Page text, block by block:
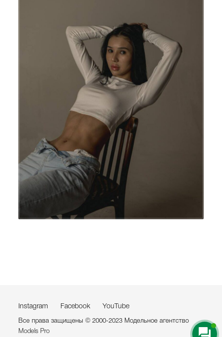
Instagram Facebook YouTube
Все права защищены © 2000-2023 Модельное агентство
Models Pro